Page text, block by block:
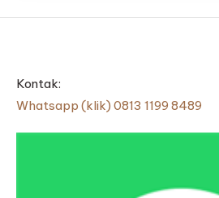
Kontak:
Whatsapp (klik) 0813 1199 8489